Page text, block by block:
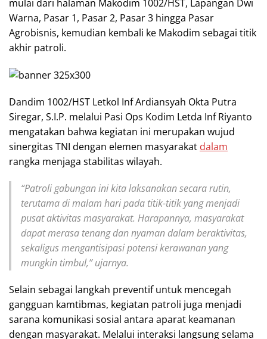
mulai dari halaman Makodim 1002/HST, Lapangan Dwi
Warna, Pasar 1, Pasar 2, Pasar 3 hingga Pasar
Agrobisnis, kemudian kembali ke Makodim sebagai titik
akhir patroli.
Dandim 1002/HST Letkol Inf Ardiansyah Okta Putra
Siregar, S.I.P. melalui Pasi Ops Kodim Letda Inf Riyanto
mengatakan bahwa kegiatan ini merupakan wujud
sinergitas TNI dengan elemen masyarakat dalam
rangka menjaga stabilitas wilayah.
“Patroli gabungan ini kita laksanakan secara rutin,
terutama di malam hari pada titik-titik yang menjadi
pusat aktivitas masyarakat. Harapannya, masyarakat
dapat merasa tenang dan nyaman dalam beraktivitas,
sekaligus mengantisipasi potensi kerawanan yang
mungkin timbul,” ujarnya.
Selain sebagai langkah preventif untuk mencegah
gangguan kamtibmas, kegiatan patroli juga menjadi
sarana komunikasi sosial antara aparat keamanan
dengan masyarakat. Melalui interaksi langsung selama